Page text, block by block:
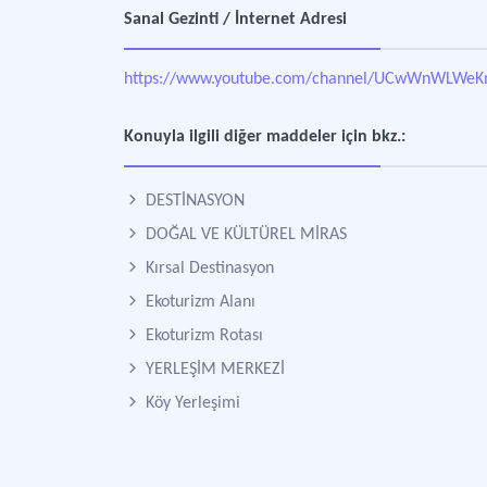
Sanal Gezinti / İnternet Adresi
https://www.youtube.com/channel/
Konuyla ilgili diğer maddeler için bkz.:
DESTİNASYON
DOĞAL VE KÜLTÜREL MİRAS
Kırsal Destinasyon
Ekoturizm Alanı
Ekoturizm Rotası
YERLEŞİM MERKEZİ
Köy Yerleşimi